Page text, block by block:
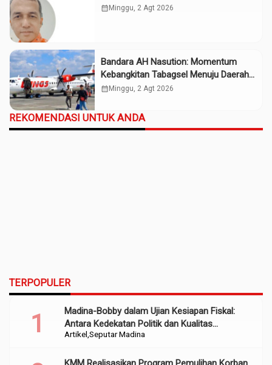
calendar_monthMinggu, 2 Agt 2026
Bandara AH Nasution: Momentum
Kebangkitan Tabagsel Menuju Daerah
Maju
calendar_monthMinggu, 2 Agt 2026
REKOMENDASI UNTUK ANDA
TERPOPULER
Artikel Seputar Madina
Madina-Bobby dalam Ujian Kesiapan Fiskal:
Antara Kedekatan Politik dan Kualitas
Perencanaan